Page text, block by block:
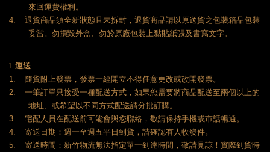
來回運費權利。
4.
退貨商品須全新狀態且未拆封，退貨商品請以原送貨之包裝箱品包裝
妥當。勿損毀外盒、勿於原廠包裝上黏貼紙張及書寫文字。
l 運送
1. 隨貨附上發票，發票一經開立不得任意更改或改開發票。
2.
一筆訂單只接受一種配送方式，如果您需要將商品配送至兩個以上的
地址、或希望以不同方式配送請分批訂購。
3. 宅配人員在配送前可能會與您聯絡，敬請保持手機或市話暢通。
4. 寄送日期：週一至週五平日到貨，請確認有人收發件。
5.
寄送時間：新竹物流無法指定單一到達時間，敬請見諒！實際到貨時